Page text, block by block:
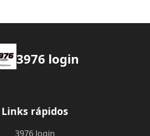
3976 login
Links rápidos
3976 login